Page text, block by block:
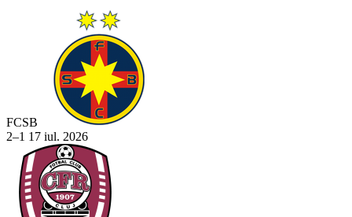
FCSB
2–1 17 iul. 2026